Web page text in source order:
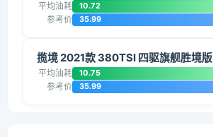
平均油耗 10.72
参考价 35.99
揽境 2021款 380TSI 四驱旗舰胜境版
平均油耗 10.75
参考价 35.99